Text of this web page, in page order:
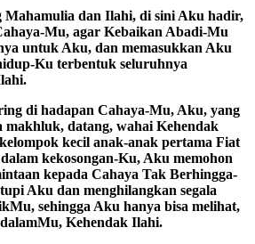
Mahamulia dan Ilahi, di sini Aku hadir,
Mu, agar Kebaikan Abadi-Mu
untuk Aku, dan memasukkan Aku
Ku terbentuk seluruhnya
di hadapan Cahaya-Mu, Aku, yang
makhluk, datang, wahai Kehendak
kecil anak-anak pertama Fiat
kekosongan-Ku, Aku memohon
kepada Cahaya Tak Berhingga-
Aku dan menghilangkan segala
sehingga Aku hanya bisa melihat,
Kehendak Ilahi.